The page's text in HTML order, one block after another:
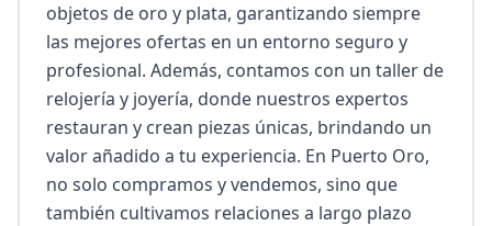
objetos de oro y plata, garantizando siempre
las mejores ofertas en un entorno seguro y
profesional. Además, contamos con un taller de
relojería y joyería, donde nuestros expertos
restauran y crean piezas únicas, brindando un
valor añadido a tu experiencia. En Puerto Oro,
no solo compramos y vendemos, sino que
también cultivamos relaciones a largo plazo